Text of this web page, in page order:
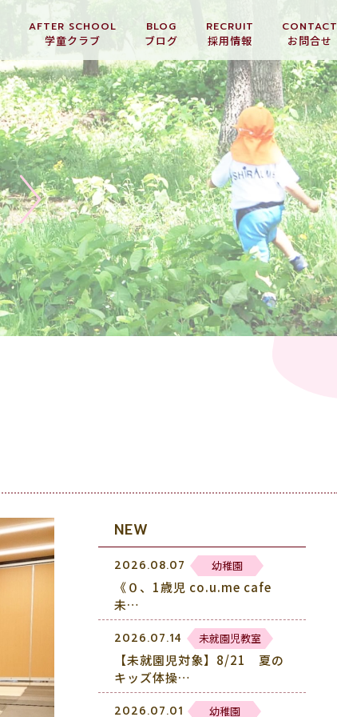
AFTER SCHOOL
学童クラブ
BLOG
ブログ
RECRUIT
採用情報
CONTACT
お問合せ
NEW
2026.08.07 幼稚園
《０、1歳児 co.u.me cafe
未…
2026.07.14 未就園児教室
【未就園児対象】8/21 夏の
キッズ体操…
2026.07.01 幼稚園